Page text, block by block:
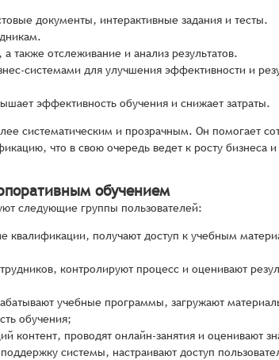
документы, интерактивные задания и тесты.
также отслеживание и анализ результатов.
системами для улучшения эффективности и
эффективность обучения и снижает затраты.
систематическим и прозрачным. Он помогает
что в свою очередь ведет к росту бизнеса
обучением
следующие группы пользователей:
получают доступ к учебным
контролируют процесс и оценивают
учебные программы, загружают
обучения;
проводят онлайн-занятия и оценивают
системы, настраивают доступ